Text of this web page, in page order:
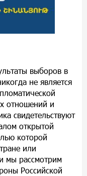
выборов в
не является
отношений и
свидетельствуют
открытой
которой
или
мы рассмотрим
Российской